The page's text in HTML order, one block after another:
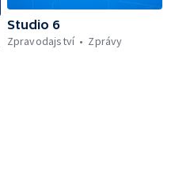
Studio 6
Zpravodajství
Zprávy